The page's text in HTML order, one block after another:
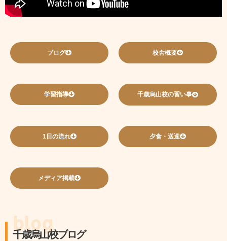
ブログ 校舎概要
学習指導 千歳烏山校の習い事
1日の流れ 夕食・送迎
メディア掲載
blog
千歳烏山校ブログ